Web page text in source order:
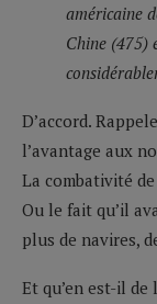
américaine
Chine (475)
D’accord.
l’avantage aux
La combativité
Ou le fait qu’il
plus de navires,
Et qu’en est-il de